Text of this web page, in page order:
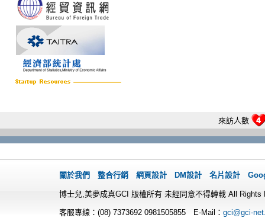
來訪人數
關於我們 整合行銷 網頁設計 DM設計 名片設計
博士兒,美夢成真GCI 版權所有 未經同意不得轉載 All Rights
客服專線：(08) 7373692 0981505855 E-Mail： gci@gci-